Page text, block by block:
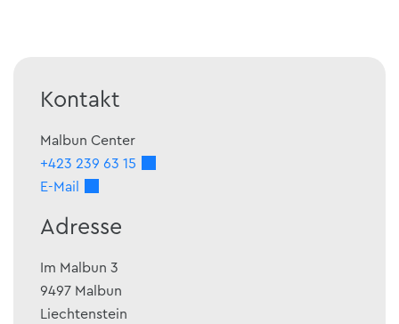
Kontakt
Malbun Center
+423 239 63 15
E-Mail
Adresse
Im Malbun 3
9497 Malbun
Liechtenstein